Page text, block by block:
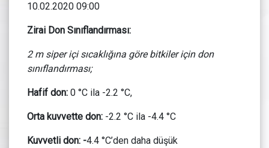
10.02.2020 09:00
Zirai Don Sınıflandırması:
2 m siper içi sıcaklığına göre bitkiler için don
sınıflandırması;
Hafif don: 0 °C ila -2.2 °C,
Orta kuvvette don: -2.2 °C ila -4.4 °C
Kuvvetli don: -4.4 °C’den daha düşük